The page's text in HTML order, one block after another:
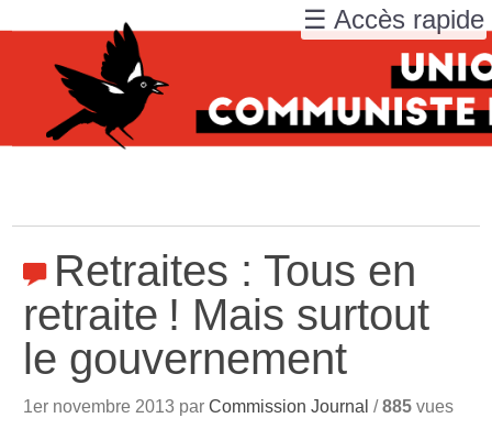
Retraites : Tous en
retraite ! Mais surtout
le gouvernement
1er novembre 2013 parCommission Journal /885 vues
☰ Accès rapide